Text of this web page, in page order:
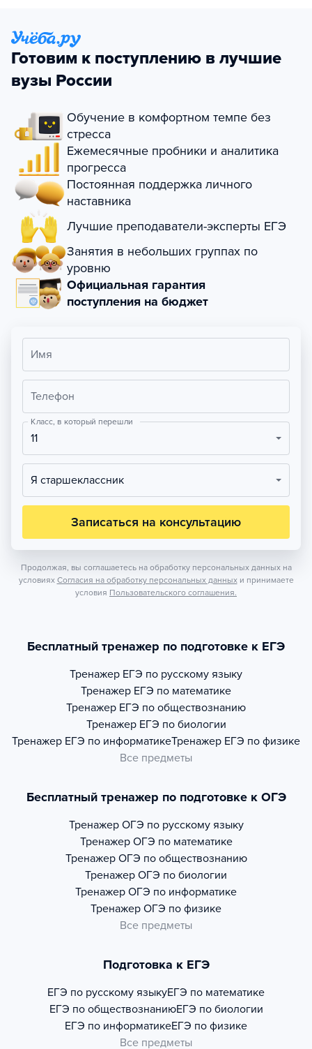
Готовим к поступлению в лучшие
вузы России
Обучение в комфортном темпе без
стресса
Ежемесячные пробники и аналитика
прогресса
Постоянная поддержка личного
наставника
Лучшие преподаватели-эксперты ЕГЭ
Занятия в небольших группах по
уровню
Официальная гарантия
поступления на бюджет
Имя
Телефон
Класс, в который перешли
11
Я старшеклассник
Записаться на консультацию
Продолжая, вы соглашаетесь на обработку персональных данных на
условиях Согласия на обработку персональных данных и принимаете
условия Пользовательского соглашения.
Бесплатный тренажер по подготовке к ЕГЭ
Тренажер ЕГЭ по русскому языку
Тренажер ЕГЭ по математике
Тренажер ЕГЭ по обществознанию
Тренажер ЕГЭ по биологии
Тренажер ЕГЭ по информатикеТренажер ЕГЭ по физике
Все предметы
Бесплатный тренажер по подготовке к ОГЭ
Тренажер ОГЭ по русскому языку
Тренажер ОГЭ по математике
Тренажер ОГЭ по обществознанию
Тренажер ОГЭ по биологии
Тренажер ОГЭ по информатике
Тренажер ОГЭ по физике
Все предметы
Подготовка к ЕГЭ
ЕГЭ по русскому языкуЕГЭ по математике
ЕГЭ по обществознаниюЕГЭ по биологии
ЕГЭ по информатикеЕГЭ по физике
Все предметы